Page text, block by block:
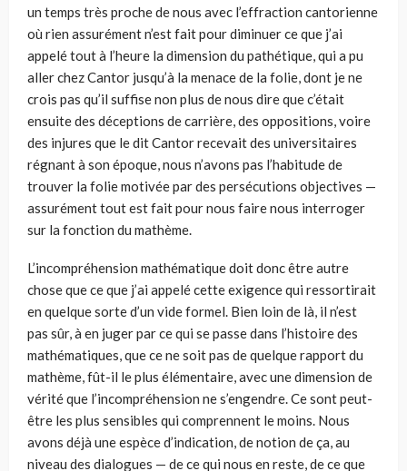
un temps très proche de nous avec l’effraction cantorienne
où rien assurément n’est fait pour diminuer ce que j’ai
appelé tout à l’heure la dimension du pathétique, qui a pu
aller chez Cantor jusqu’à la menace de la folie, dont je ne
crois pas qu’il suffise non plus de nous dire que c’était
ensuite des déceptions de carrière, des oppositions, voire
des injures que le dit Cantor recevait des universitaires
régnant à son époque, nous n’avons pas l’habitude de
trouver la folie motivée par des persécutions objectives —
assurément tout est fait pour nous faire nous interroger
sur la fonction du mathème.
L’incompréhension mathématique doit donc être autre
chose que ce que j’ai appelé cette exigence qui ressortirait
en quelque sorte d’un vide formel. Bien loin de là, il n’est
pas sûr, à en juger par ce qui se passe dans l’histoire des
mathématiques, que ce ne soit pas de quelque rapport du
mathème, fût-il le plus élémentaire, avec une dimension de
vérité que l’incompréhension ne s’engendre. Ce sont peut-
être les plus sensibles qui comprennent le moins. Nous
avons déjà une espèce d’indication, de notion de ça, au
niveau des dialogues — de ce qui nous en reste, de ce que